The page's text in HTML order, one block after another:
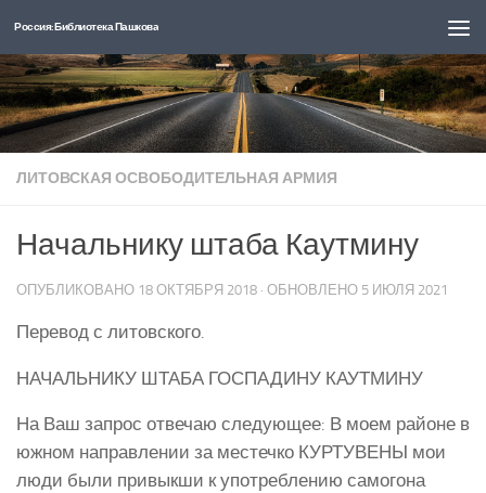
Перейти к содержимому
Россия: Библиотека Пашкова
ЛИТОВСКАЯ ОСВОБОДИТЕЛЬНАЯ АРМИЯ
Начальнику штаба Каутмину
ОПУБЛИКОВАНО 18 ОКТЯБРЯ 2018 · ОБНОВЛЕНО 5 ИЮЛЯ 2021
Перевод с литовского.
НАЧАЛЬНИКУ ШТАБА ГОСПАДИНУ КАУТМИНУ
На Ваш запрос отвечаю следующее: В моем районе в
южном направлении за местечко КУРТУВЕНЫ мои
люди были привыкши к употреблению самогона